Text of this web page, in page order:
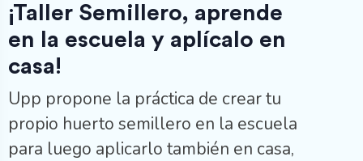
¡Taller Semillero, aprende
en la escuela y aplícalo en
casa!
Upp propone la práctica de crear tu
propio huerto semillero en la escuela
para luego aplicarlo también en casa,